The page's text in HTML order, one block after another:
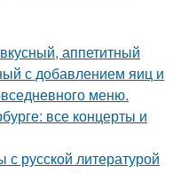
аппетитный
с добавлением яиц и
меню.
все концерты и
русской литературой